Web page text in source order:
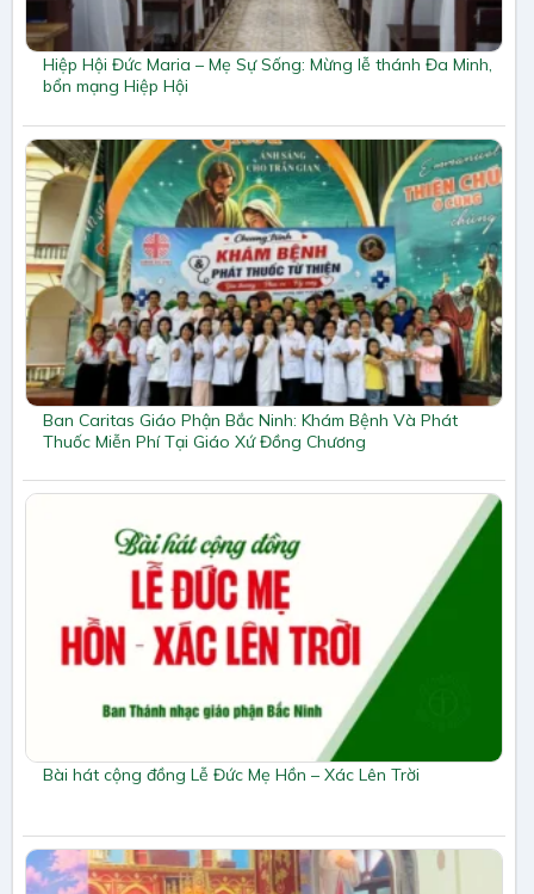
Hiệp Hội Đức Maria – Mẹ Sự Sống: Mừng lễ thánh Đa Minh,
bổn mạng Hiệp Hội
Ban Caritas Giáo Phận Bắc Ninh: Khám Bệnh Và Phát
Thuốc Miễn Phí Tại Giáo Xứ Đồng Chương
Bài hát cộng đồng Lễ Đức Mẹ Hồn – Xác Lên Trời